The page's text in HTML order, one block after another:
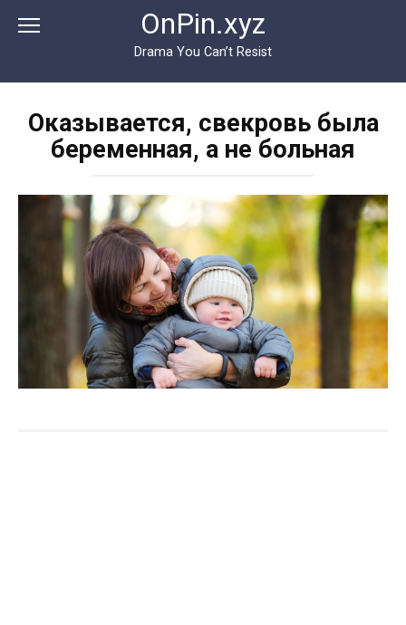
OnPin.xyz
Drama You Can’t Resist
Оказывается, свекровь была
беременная, а не больная